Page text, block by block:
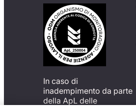
In caso di
inadempimento da parte
della ApL delle